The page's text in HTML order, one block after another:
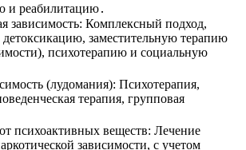
и реабилитацию․
зависимость: Комплексный подход,
заместительную терапию
психотерапию и социальную
(лудомания): Психотерапия,
терапия, групповая
психоактивных веществ: Лечение
зависимости, с учетом